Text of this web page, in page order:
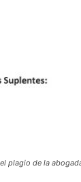
plagio de la